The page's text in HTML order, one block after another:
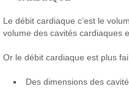
Le débit cardiaque c’est le
volume des cavités cardiaques
Or le débit cardiaque est plus
Des dimensions des